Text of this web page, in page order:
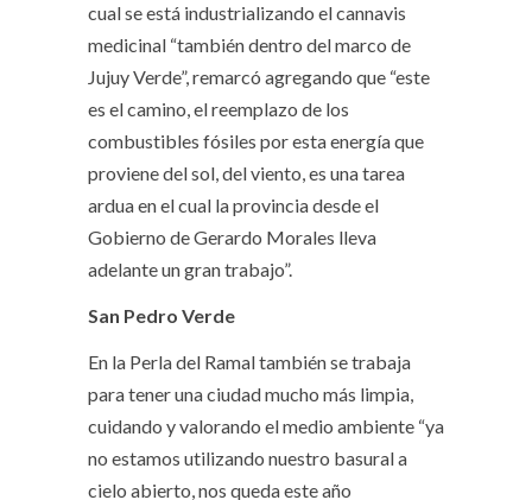
cual se está industrializando el cannavis
medicinal “también dentro del marco de
Jujuy Verde”, remarcó agregando que “este
es el camino, el reemplazo de los
combustibles fósiles por esta energía que
proviene del sol, del viento, es una tarea
ardua en el cual la provincia desde el
Gobierno de Gerardo Morales lleva
adelante un gran trabajo”.
San Pedro Verde
En la Perla del Ramal también se trabaja
para tener una ciudad mucho más limpia,
cuidando y valorando el medio ambiente “ya
no estamos utilizando nuestro basural a
cielo abierto, nos queda este año